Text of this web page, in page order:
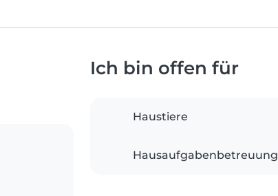
Ich bin offen für
Haustiere
Hausaufgabenbetreuung